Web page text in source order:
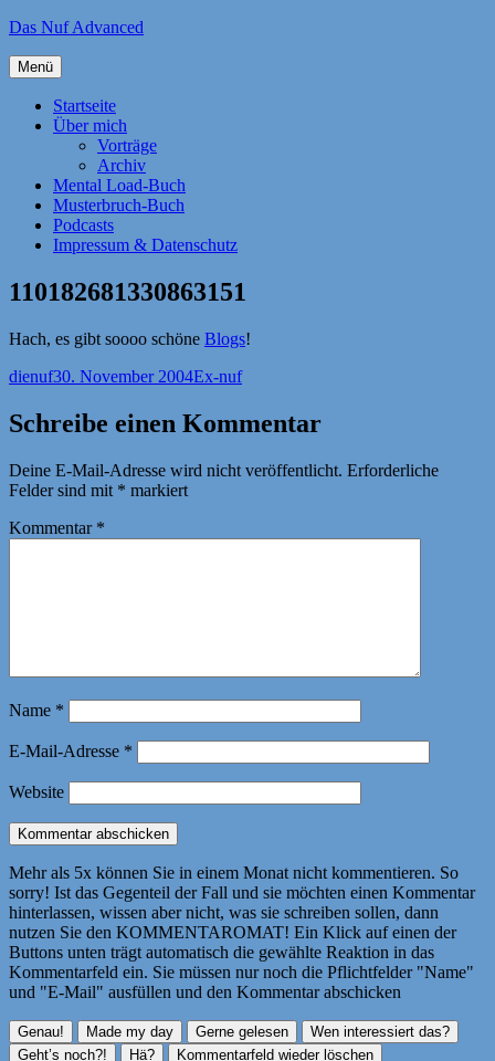
Zum
springen
Das Nuf Advanced
Menü
Startseite
Über mich
Vorträge
Archiv
Mental Load-Buch
Musterbruch-Buch
Podcasts
Impressum & Datenschutz
110182681330863151
Hach, es gibt soooo schöne Blogs!
Autor
dienufVeröffentlicht
30. November 2004Kategorien
Ex-nuf
Schreibe einen Kommentar
Deine E-Mail-Adresse wird nicht veröffentlicht. Erforderliche
Felder sind mit * markiert
Kommentar *
Name *
E-Mail-Adresse *
Website
Mehr als 5x können Sie in einem Monat nicht kommentieren. So
sorry! Ist das Gegenteil der Fall und sie möchten einen Kommentar
hinterlassen, wissen aber nicht, was sie schreiben sollen, dann
nutzen Sie den KOMMENTAROMAT! Ein Klick auf einen der
Buttons unten trägt automatisch die gewählte Reaktion in das
Kommentarfeld ein. Sie müssen nur noch die Pflichtfelder "Name"
und "E-Mail" ausfüllen und den Kommentar abschicken